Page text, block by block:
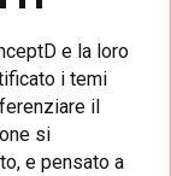
e la loro
i temi
il
si
e pensato a